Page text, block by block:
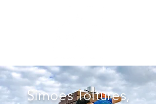
Simoes Toitures,